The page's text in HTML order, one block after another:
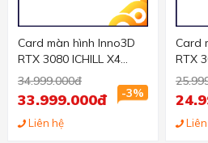
Card màn hình Inno3D
RTX 3080 ICHILL X4
(LHR)
34.999.000đ
-3%
33.999.000đ
Liên hệ
Card
RTX
(LHR)